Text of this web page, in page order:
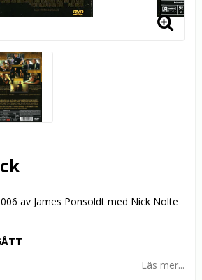
av James Ponsoldt med Nick Nolte
Läs mer...